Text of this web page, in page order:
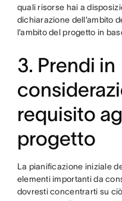
quali risorse hai a
dichiarazione dell’ambito
l’ambito del progetto in
3. Prendi in
requisito
progetto
La pianificazione iniziale
elementi importanti da
dovresti concentrarti su